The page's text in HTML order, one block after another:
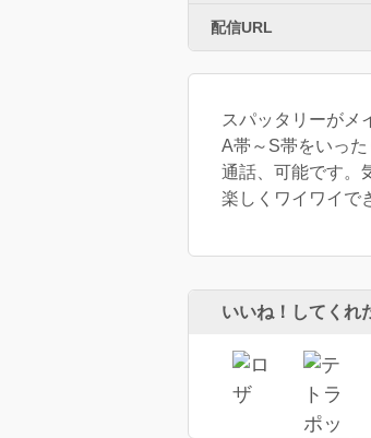
配信URL
スパッタリーがメ
A帯～S帯をいった
通話、可能です。
楽しくワイワイで
いいね！してくれ